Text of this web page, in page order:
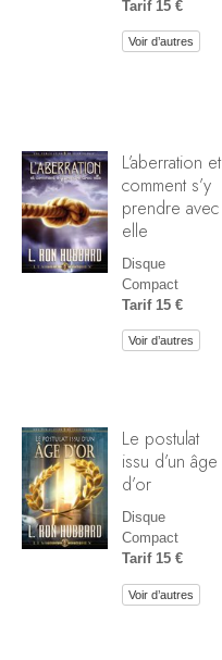
Tarif 15 €
Voir d’autres
L’aberration et
comment s’y
prendre avec
elle
Disque
Compact
Tarif 15 €
Voir d’autres
Le postulat
issu d’un âge
d’or
Disque
Compact
Tarif 15 €
Voir d’autres